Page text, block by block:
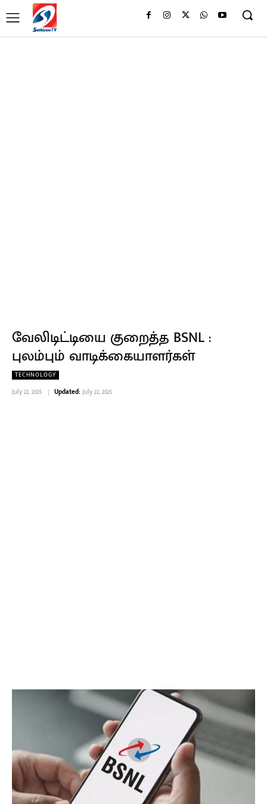
வேலிடிட்டியை குறைத்த BSNL :
புலம்பும் வாடிக்கையாளர்கள்
TECHNOLOGY
July 22, 2025 Updated: July 22, 2025